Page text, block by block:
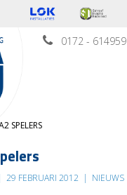
0172 - 614959
SPELERS
29 FEBRUARI 2012 | NIEUWS